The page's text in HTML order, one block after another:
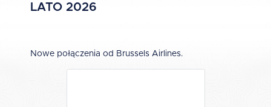
LATO 2026
Nowe połączenia od Brussels Airlines.